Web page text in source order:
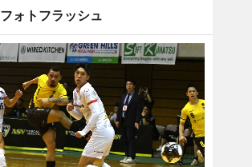
フォトフラッシュ